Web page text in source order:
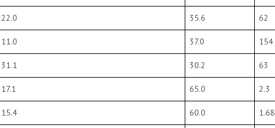
22.0 35.6 62
11.0 37.0 154
31.1 30.2 63
17.1 65.0 2.3
15.4 60.0 1.68